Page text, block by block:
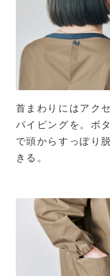
首まわりにはアク
パイピングを。ボ
で頭からすっぽり
きる。